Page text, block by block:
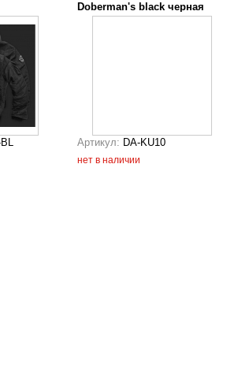
Doberman's black черная
Артикул: DA-KU10
нет в наличии